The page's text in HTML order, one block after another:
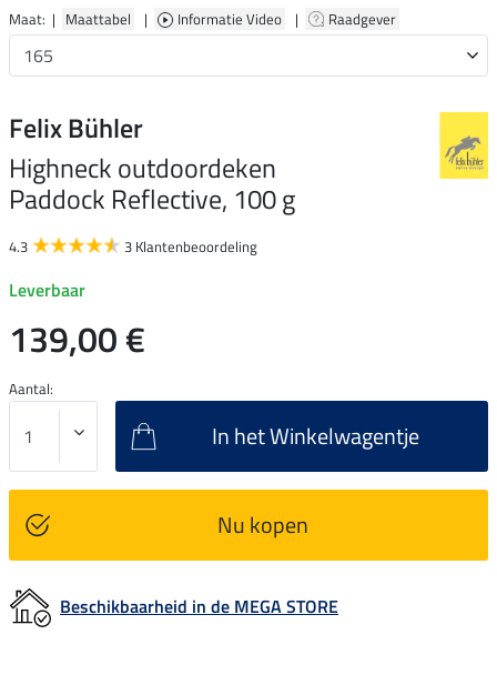
Maat: | Maattabel | Informatie Video | Raadgever
Felix Bühler
Highneck outdoordeken
Paddock Reflective, 100 g
4.3 3 Klantenbeoordeling
Leverbaar
139,00 €
Aantal:
In het Winkelwagentje
Nu kopen
Beschikbaarheid in de MEGA STORE